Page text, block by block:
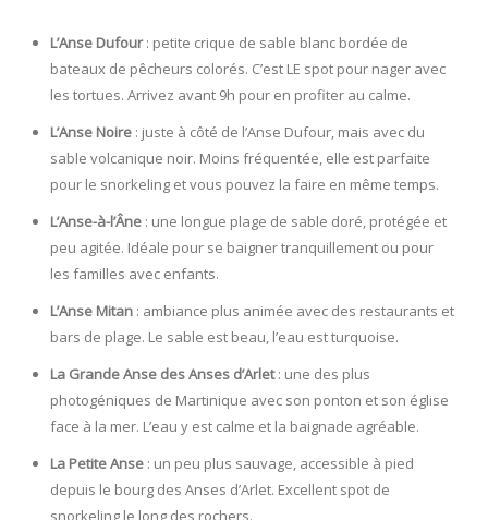
L’Anse Dufour: petite crique de sable blanc bordée de
bateaux de pêcheurs colorés. C’est LE spot pour nager avec
les tortues. Arrivez avant 9h pour en profiter au calme.
L’Anse Noire : juste à côté de l’Anse Dufour, mais avec du
sable volcanique noir. Moins fréquentée, elle est parfaite
pour le snorkeling et vous pouvez la faire en même temps.
L’Anse-à-l’Âne : une longue plage de sable doré, protégée et
peu agitée. Idéale pour se baigner tranquillement ou pour
les familles avec enfants.
L’Anse Mitan : ambiance plus animée avec des restaurants et
bars de plage. Le sable est beau, l’eau est turquoise.
La Grande Anse des Anses d’Arlet: une des plus
photogéniques de Martinique avec son ponton et son église
face à la mer. L’eau y est calme et la baignade agréable.
La Petite Anse : un peu plus sauvage, accessible à pied
depuis le bourg des Anses d’Arlet. Excellent spot de
snorkeling le long des rochers.